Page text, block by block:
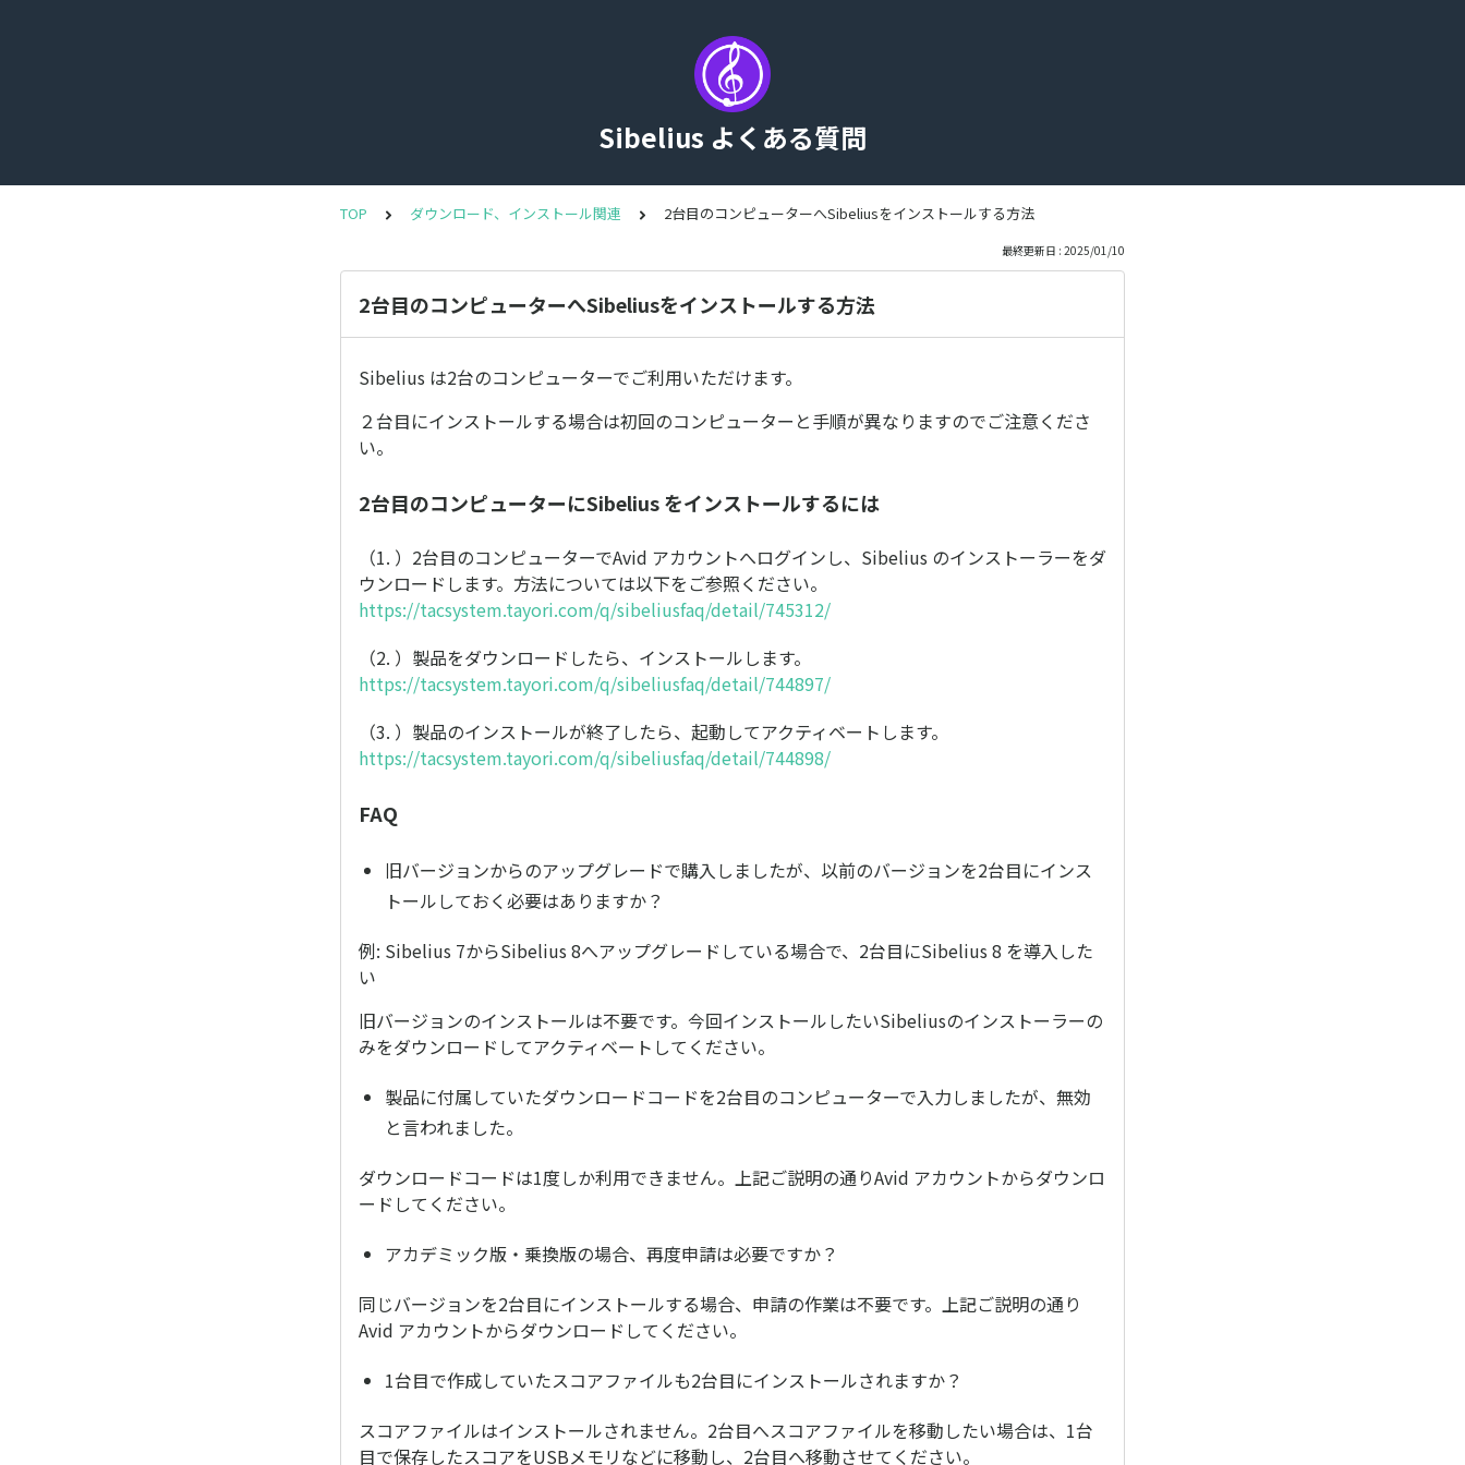
Sibelius よくある質問
TOP ダウンロード、インストール関連 2台目のコンピューターへSibeliusをインストールする方法
最終更新日 : 2025/01/10
2台目のコンピューターへSibeliusをインストールする方法
Sibelius は2台のコンピューターでご利用いただけます。
２台目にインストールする場合は初回のコンピューターと手順が異なりますのでご注意くださ
い。
2台目のコンピューターにSibelius をインストールするには
（1. ）2台目のコンピューターでAvid アカウントへログインし、Sibelius のインストーラーをダ
ウンロードします。方法については以下をご参照ください。
https://tacsystem.tayori.com/q/sibeliusfaq/detail/745312/
（2. ）製品をダウンロードしたら、インストールします。
https://tacsystem.tayori.com/q/sibeliusfaq/detail/744897/
（3. ）製品のインストールが終了したら、起動してアクティベートします。
https://tacsystem.tayori.com/q/sibeliusfaq/detail/744898/
FAQ
旧バージョンからのアップグレードで購入しましたが、以前のバージョンを2台目にインス
トールしておく必要はありますか？
例: Sibelius 7からSibelius 8へアップグレードしている場合で、2台目にSibelius 8 を導入した
い
旧バージョンのインストールは不要です。今回インストールしたいSibeliusのインストーラーの
みをダウンロードしてアクティベートしてください。
製品に付属していたダウンロードコードを2台目のコンピューターで入力しましたが、無効
と言われました。
ダウンロードコードは1度しか利用できません。上記ご説明の通りAvid アカウントからダウンロ
ードしてください。
アカデミック版・乗換版の場合、再度申請は必要ですか？
同じバージョンを2台目にインストールする場合、申請の作業は不要です。上記ご説明の通り
Avid アカウントからダウンロードしてください。
1台目で作成していたスコアファイルも2台目にインストールされますか？
スコアファイルはインストールされません。2台目へスコアファイルを移動したい場合は、1台
目で保存したスコアをUSBメモリなどに移動し、2台目へ移動させてください。